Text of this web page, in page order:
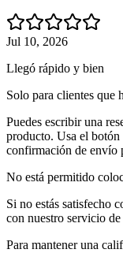
Jul 10, 2026
Llegó rápido y bien
Solo para clientes que
Puedes escribir una
producto. Usa el
confirmación de envío
No está permitido
Si no estás satisfecho
con nuestro servicio
Para mantener una